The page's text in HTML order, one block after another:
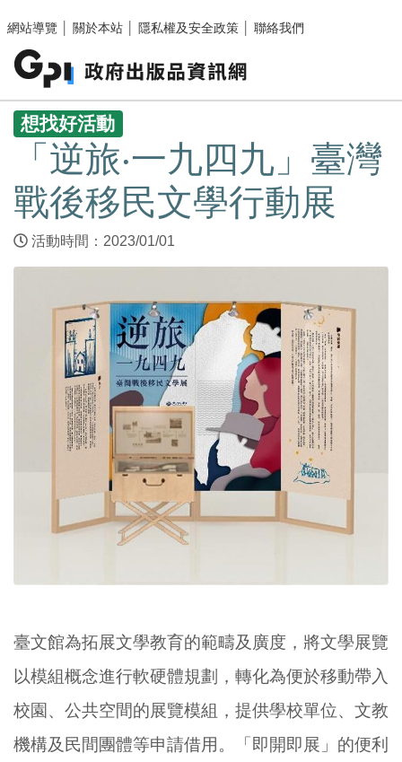
網站導覽
關於本站 隱私權及安全政策 聯絡我們
:::
想找好活動
「逆旅‧一九四九」臺灣
戰後移民文學行動展
活動時間：2023/01/01
臺文館為拓展文學教育的範疇及廣度，將文學展覽
以模組概念進行軟硬體規劃，轉化為便於移動帶入
校園、公共空間的展覽模組，提供學校單位、文教
機構及民間團體等申請借用。「即開即展」的便利